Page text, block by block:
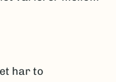
har to